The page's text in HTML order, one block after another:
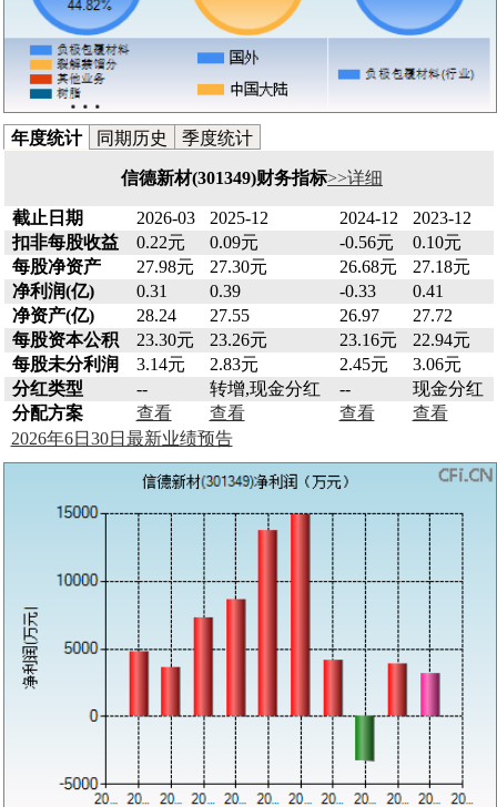
年度统计 同期历史 季度统计
信德新材(301349)财务指标>>详细
截止日期 2026-03 2025-12 2024-12
2023-12
扣非每股收益
0.22元 0.09元 -0.56元
0.10元
每股净资产
27.98元 27.30元 26.68元
27.18元
净利润(亿)
0.31 0.39 -0.33
0.41
净资产(亿)
28.24 27.55 26.97
27.72
每股资本公积
23.30元 23.26元 23.16元
22.94元
每股未分利润
3.14元 2.83元 2.45元
3.06元
分红类型
-- 转增,现金分红 --
现金分红
分配方案
查看 查看 查看
查看
2026年6日30日最新业绩预告